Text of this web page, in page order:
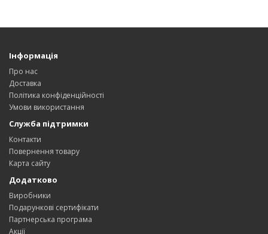
Інформація
Про нас
Доставка
Політика конфіденційності
Умови використання
Служба підтримки
Контакти
Повернення товару
Карта сайту
Додатково
Виробники
Подарункові сертифікати
Партнерська програма
Акції